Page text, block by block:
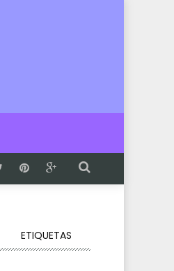
ETIQUETAS